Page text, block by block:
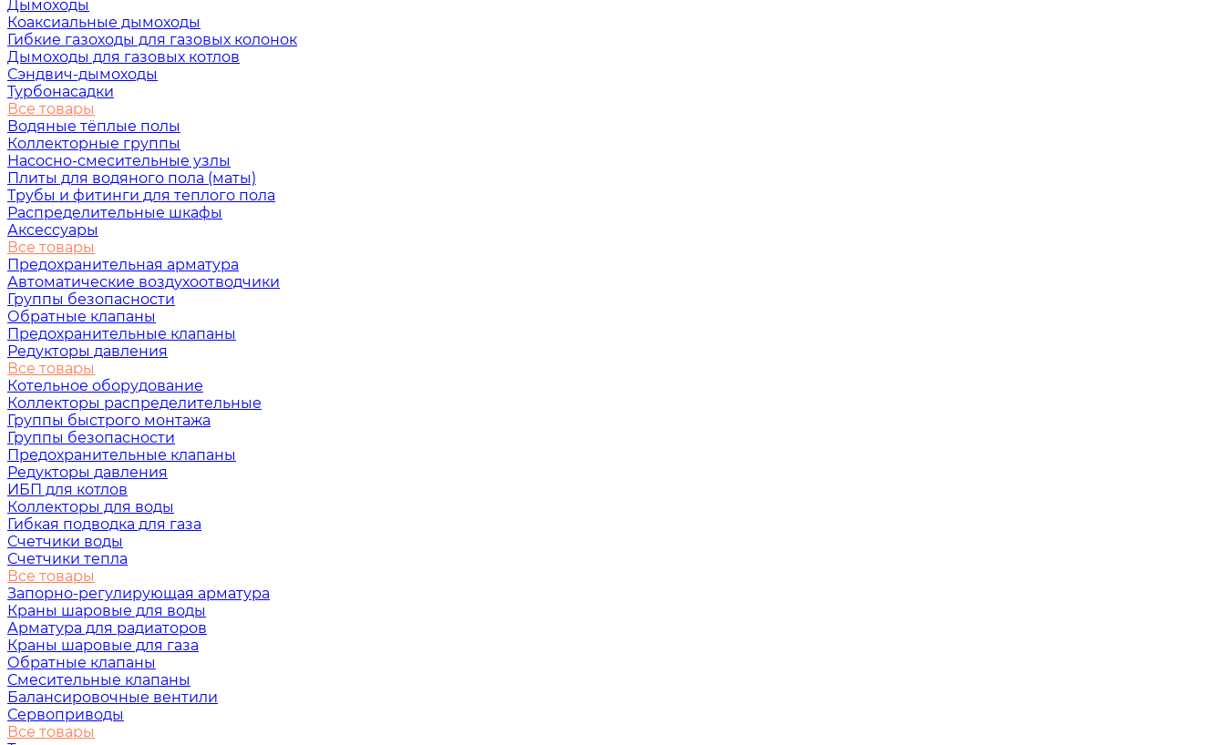
Дымоходы
Коаксиальные дымоходы
Гибкие газоходы для газовых колонок
Дымоходы для газовых котлов
Сэндвич-дымоходы
Турбонасадки
Все товары
Водяные тёплые полы
Коллекторные группы
Насосно-смесительные узлы
Плиты для водяного пола (маты)
Трубы и фитинги для теплого пола
Распределительные шкафы
Аксессуары
Все товары
Предохранительная арматура
Автоматические воздухоотводчики
Группы безопасности
Обратные клапаны
Предохранительные клапаны
Редукторы давления
Все товары
Котельное оборудование
Коллекторы распределительные
Группы быстрого монтажа
Группы безопасности
Предохранительные клапаны
Редукторы давления
ИБП для котлов
Коллекторы для воды
Гибкая подводка для газа
Счетчики воды
Счетчики тепла
Все товары
Запорно-регулирующая арматура
Краны шаровые для воды
Арматура для радиаторов
Краны шаровые для газа
Обратные клапаны
Смесительные клапаны
Балансировочные вентили
Сервоприводы
Все товары